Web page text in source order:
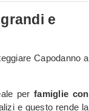
e
Capodanno a
perfamiglie con
e questo rende la